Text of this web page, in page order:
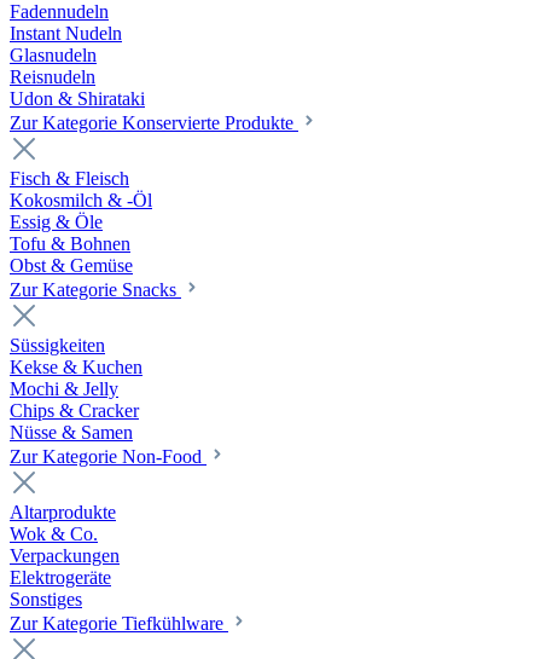
Fadennudeln
Instant Nudeln
Glasnudeln
Reisnudeln
Udon & Shirataki
Zur Kategorie Konservierte Produkte
Fisch & Fleisch
Kokosmilch & -Öl
Essig & Öle
Tofu & Bohnen
Obst & Gemüse
Zur Kategorie Snacks
Süssigkeiten
Kekse & Kuchen
Mochi & Jelly
Chips & Cracker
Nüsse & Samen
Zur Kategorie Non-Food
Altarprodukte
Wok & Co.
Verpackungen
Elektrogeräte
Sonstiges
Zur Kategorie Tiefkühlware